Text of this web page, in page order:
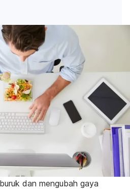
dan mengubah gaya